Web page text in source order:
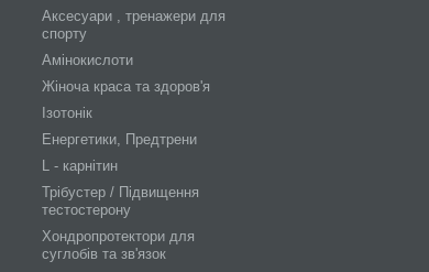
Аксесуари , тренажери для
спорту
Амінокислоти
Жіноча краса та здоров'я
Ізотонік
Енергетики, Предтрени
L - карнітин
Трібустер / Підвищення
тестостерону
Хондропротектори для
суглобів та зв'язок